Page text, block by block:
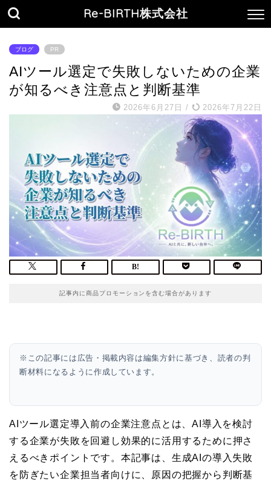
Re-BIRTH株式会社
ブログ PR
AIツール選定で失敗しないための企業
が知るべき注意点と判断基準
2026年6月27日 / 2026年7月22日
記事内に商品プロモーションを含む場合があります
※この記事には広告・掲載内容は編集方針に基づき、読者の判
断材料になるように作成しています。
AIツール選定導入前の企業注意点とは、AI導入を検討
する企業が失敗を回避し効果的に活用するために押さ
えるべきポイントです。本記事は、生成AIの導入失敗
を防ぎたい企業担当者向けに、原因の把握から判断基